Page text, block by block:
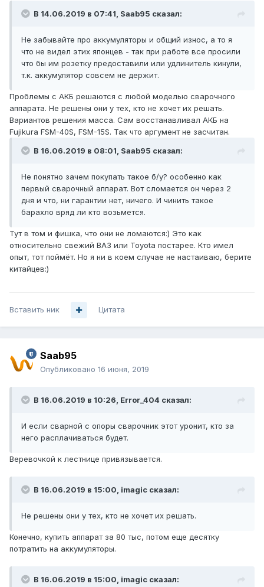
В 14.06.2019 в 07:41, Saab95 сказал:
Не забывайте про аккумуляторы и общий износ, а то я
что не видел этих японцев - так при работе все просили
что бы им розетку предоставили или удлинитель кинули,
т.к. аккумулятор совсем не держит.
Проблемы с АКБ решаются с любой моделью сварочного
аппарата. Не решены они у тех, кто не хочет их решать.
Вариантов решения масса. Сам восстанавливал АКБ на
Fujikura FSM-40S, FSM-15S. Так что аргумент не засчитан.
В 16.06.2019 в 08:01, Saab95 сказал:
Не понятно зачем покупать такое б/у? особенно как
первый сварочный аппарат. Вот сломается он через 2
дня и что, ни гарантии нет, ничего. И чинить такое
барахло вряд ли кто возьмется.
Тут в том и фишка, что они не ломаются:) Это как
относительно свежий ВАЗ или Toyota постарее. Кто имел
опыт, тот поймёт. Но я ни в коем случае не настаиваю, берите
китайцев:)
Вставить ник Цитата
Saab95
Опубликовано 16 июня, 2019
В 16.06.2019 в 10:26, Error_404 сказал:
И если сварной с опоры сварочник этот уронит, кто за
него расплачиваться будет.
Веревочкой к лестнице привязывается.
В 16.06.2019 в 15:00, imagic сказал:
Не решены они у тех, кто не хочет их решать.
Конечно, купить аппарат за 80 тыс, потом еще десятку
потратить на аккумуляторы.
В 16.06.2019 в 15:00, imagic сказал: